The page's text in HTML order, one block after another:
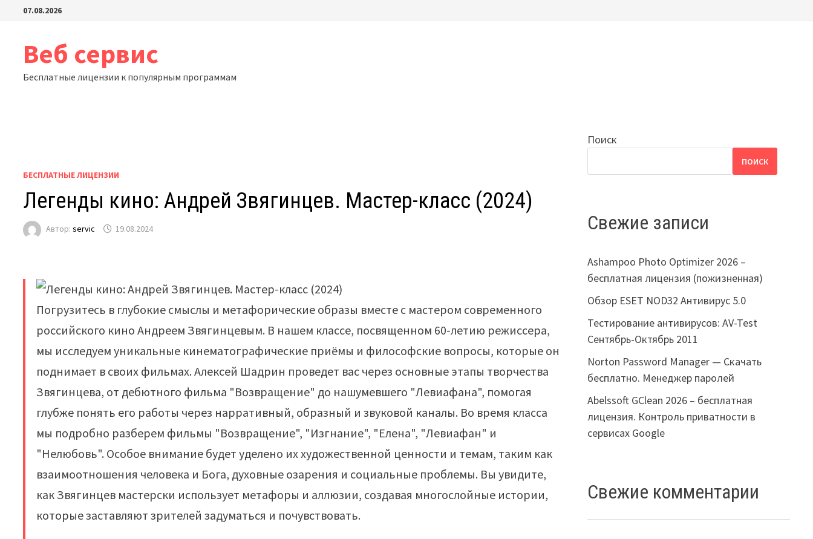
Перейти
содержимому
07.08.2026
Веб сервис
Бесплатные лицензии к популярным программам
БЕСПЛАТНЫЕ ЛИЦЕНЗИИ
Легенды кино: Андрей Звягинцев. Мастер-класс (2024)
Автор:servic 19.08.2024
Погрузитесь в глубокие смыслы и метафорические образы вместе с мастером современного
российского кино Андреем Звягинцевым. В нашем классе, посвященном 60-летию режиссера,
мы исследуем уникальные кинематографические приёмы и философские вопросы, которые он
поднимает в своих фильмах. Алексей Шадрин проведет вас через основные этапы творчества
Звягинцева, от дебютного фильма "Возвращение" до нашумевшего "Левиафана", помогая
глубже понять его работы через нарративный, образный и звуковой каналы. Во время класса
мы подробно разберем фильмы "Возвращение", "Изгнание", "Елена", "Левиафан" и
"Нелюбовь". Особое внимание будет уделено их художественной ценности и темам, таким как
взаимоотношения человека и Бога, духовные озарения и социальные проблемы. Вы увидите,
как Звягинцев мастерски использует метафоры и аллюзии, создавая многослойные истории,
которые заставляют зрителей задуматься и почувствовать.
Поиск
ПОИСК
Свежие записи
Ashampoo Photo Optimizer 2026 –
бесплатная лицензия (пожизненная)
Обзор ESET NOD32 Антивирус 5.0
Тестирование антивирусов: AV-Test
Сентябрь-Октябрь 2011
Norton Password Manager — Скачать
бесплатно. Менеджер паролей
Abelssoft GClean 2026 – бесплатная
лицензия. Контроль приватности в
сервисах Google
Свежие комментарии